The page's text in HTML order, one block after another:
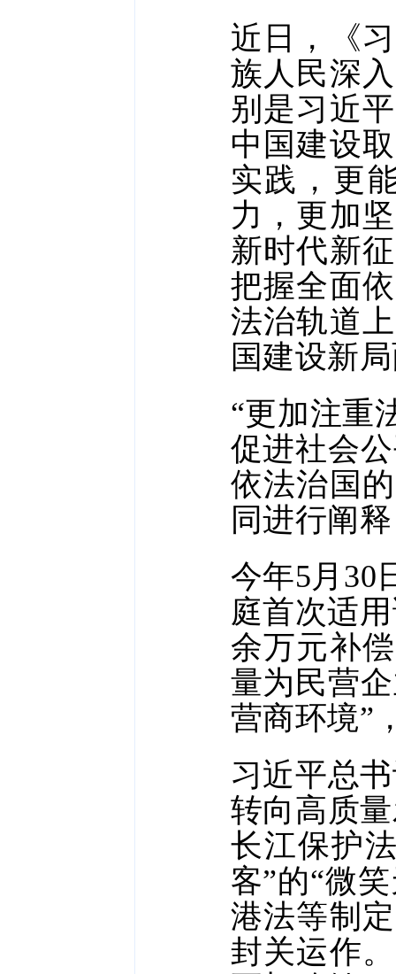
近日，《
族人民深
别是习近
中国建设
实践，更
力，更加
新时代新
把握全面
法治轨道
国建设新
“更加注重
促进社会
依法治国
同进行阐
今年5月30
庭首次适
余万元补
量为民营
营商环境”
习近平总
转向高质
长江保护
客”的“微
港法等制
封关运作